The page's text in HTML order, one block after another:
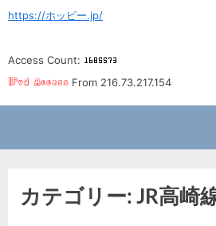
https://ホッピー.jp/
Access Count:
From 216.73.217.154
カテゴリー:JR高崎